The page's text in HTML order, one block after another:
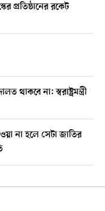
প্রতিষ্ঠানের রকেট
না: স্বরাষ্ট্রমন্ত্রী
না হলে সেটা জাতির